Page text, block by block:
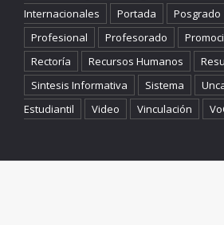
Internacionales
Portada Posgrado
Profesional
Profesorado
Rectoría
Recursos Humanos
Sintesis Informativa
Sistema
Estudiantil
Video Vinculación